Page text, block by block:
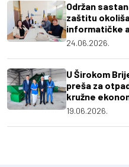
Održan
zaštitu
informatičke
24.06.2026.
U Širokom
preša za
kružne
19.06.2026.